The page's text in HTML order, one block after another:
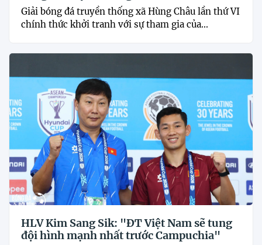
Giải bóng đá truyền thống xã Hùng Châu lần thứ VI
chính thức khởi tranh với sự tham gia của...
HLV Kim Sang Sik: "ĐT Việt Nam sẽ tung
đội hình mạnh nhất trước Campuchia"